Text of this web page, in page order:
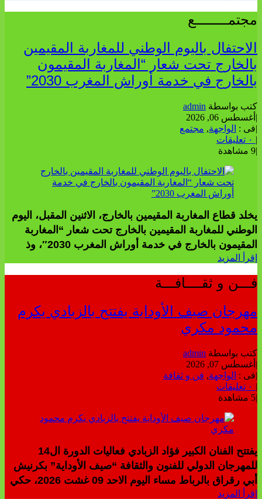
مجتمــــــــع
الاحتفال باليوم الوطني للمغاربة المقيمين
بالخارج تحت شعار “المغاربة المقيمون
بالخارج في خدمة أوراش المغرب 2030”
كتب بواسطة admin
| أغسطس 06, 2026
|فى : الواجهة, مجتمع
|
|9 مشاهدة
يخلد قطاع المغاربة المقيمين بالخارج، الاثنين المقبل، اليوم
الوطني للمغاربة المقيمين بالخارج تحت شعار “المغاربة
المقيمون بالخارج في خدمة أوراش المغرب 2030″، وذ
إقرأ المزيد
فـــن و ثقــــافـــة
مهرجان صيف الأوداية يفتتح بالزبادي يكرم
محمود مكري
كتب بواسطة admin
| أغسطس 07, 2026
|فى : الواجهة, فن و ثقافة
|
|5 مشاهدة
يفتتح الفنان الكبير فؤاد الزبادي فعاليات الدورة ال14
للمهرجان الدولي للفنون والثقافة “صيف الأوداية” بكرنيش
أبي رقراق بالرباط مساء اليوم الاحد 09 غشت 2026، حكي
إقرأ المزيد